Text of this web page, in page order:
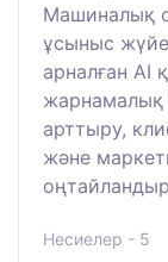
Машиналық
ұсыныс
арналған AI
жарнамалық
арттыру,
және
Несиелер - 5